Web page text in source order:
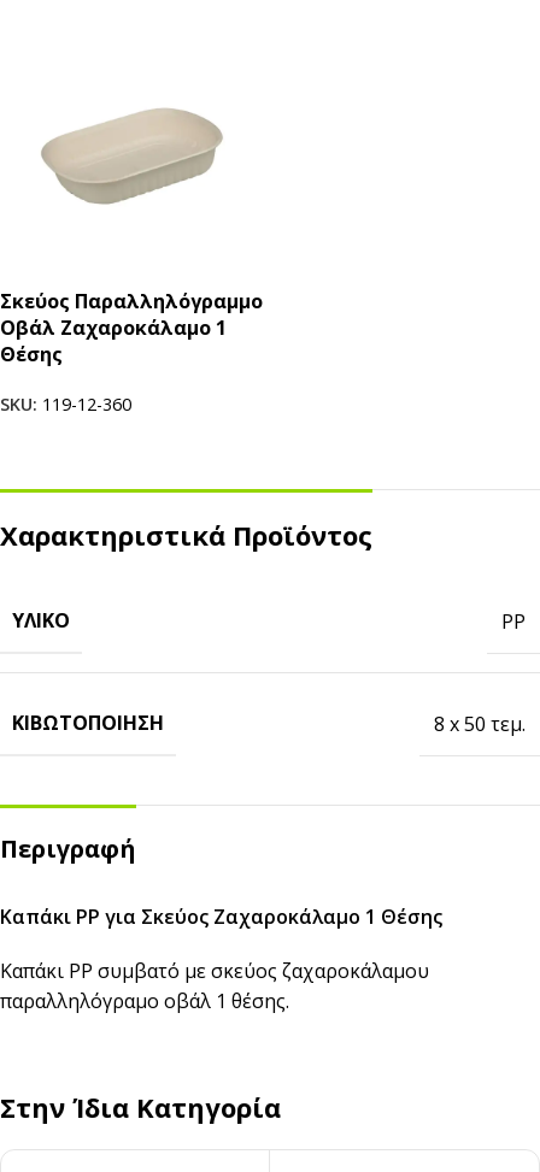
Σκεύος Παραλληλόγραμμο
Οβάλ Ζαχαροκάλαμο 1
Θέσης
SKU: 119-12-360
Χαρακτηριστικά Προϊόντος
ΥΛΙΚΌ PP
ΚΙΒΩΤΟΠΟΊΗΣΗ 8 x 50 τεμ.
Περιγραφή
Καπάκι PP για Σκεύος Ζαχαροκάλαμο 1 Θέσης
Καπάκι PP συμβατό μεσκεύος ζαχαροκάλαμου
παραλληλόγραμο οβάλ 1 θέσης.
Στην Ίδια Κατηγορία